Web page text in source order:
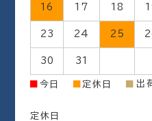
16 17 18
23 24 25
30 31
今日 定休日 出
定休日